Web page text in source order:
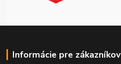
Informácie pre zákazníkov